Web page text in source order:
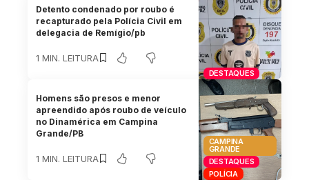
DESTAQUES
Detento condenado por roubo é
recapturado pela Polícia Civil em
delegacia de Remígio/pb
1 MIN. LEITURA
CAMPINA
GRANDE
DESTAQUES
POLÍCIA
Homens são presos e menor
apreendido após roubo de veículo
no Dinamérica em Campina
Grande/PB
1 MIN. LEITURA